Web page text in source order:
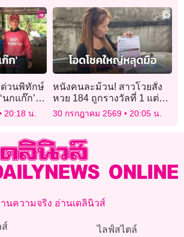
ด่วนพิทักษ์
นกแก๊ก’
ชรบุรี
20:18 น.
หนังคนละม้วน! สาวโวยสั่ง
หวย 184 ถูกรางวัลที่ 1 แต่ไม่
ได้สลาก ด้านแม่ค้าโต้ยันไม่
เคยรับจอง
30 กรกฎาคม 2569 20:05 น.
นความจริง อ่านเดลินิวส์
ส์ ไลฟ์สไตล์